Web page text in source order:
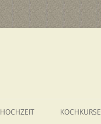
HOCHZEIT KOCHKURSE